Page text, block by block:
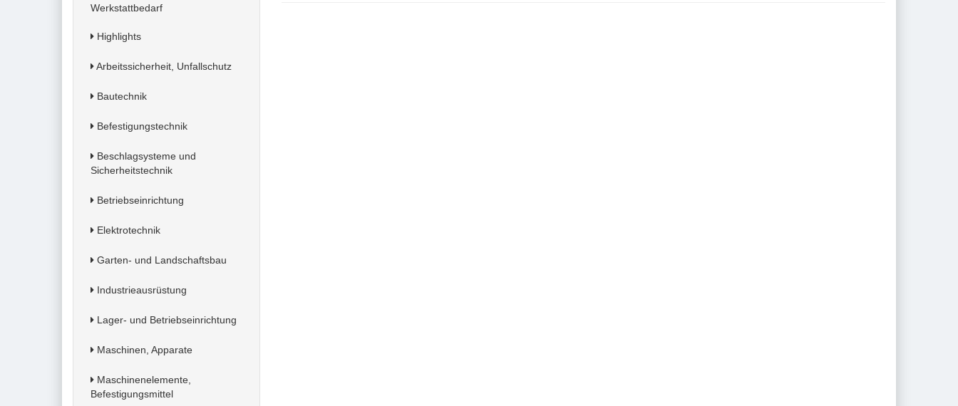
Werkstattbedarf
Highlights
Arbeitssicherheit, Unfallschutz
Bautechnik
Befestigungstechnik
Beschlagsysteme und
Sicherheitstechnik
Betriebseinrichtung
Elektrotechnik
Garten- und Landschaftsbau
Industrieausrüstung
Lager- und Betriebseinrichtung
Maschinen, Apparate
Maschinenelemente,
Befestigungsmittel